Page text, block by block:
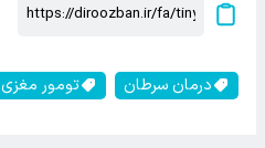
درمان سرطان تومور مغزی